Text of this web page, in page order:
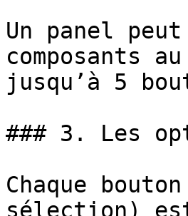
Un panel
composants
jusqu’à 5
### 3. Les
Chaque
sélection)